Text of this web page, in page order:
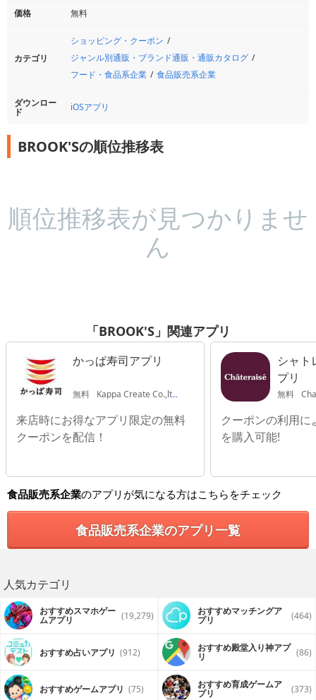
価格 無料
カテゴリ
ショッピング・クーポン
ジャンル別通販・ブランド通販・通販カタログ
フード・食品系企業
食品販売系企業
ダウンロー
ド iOSアプリ
BROOK'Sの順位推移表
順位推移表が見つかりませ
ん
「BROOK'S」関連アプリ
かっぱ寿司アプリ
無料 Kappa Create Co.,ltd
来店時にお得なアプリ限定の無料
クーポンを配信！
シャト
プリ
無料
クーポンの利用
を購入可能!
食品販売系企業のアプリが気になる方はこちらをチェック
食品販売系企業のアプリ一覧
人気カテゴリ
おすすめスマホゲー
ムアプリ (19,279) おすすめマッチングア
プリ (464)
おすすめ占いアプリ (912) おすすめ殿堂入り神アプ
リ (86)
おすすめゲームアプリ (75) おすすめ育成ゲームア
プリ (373)